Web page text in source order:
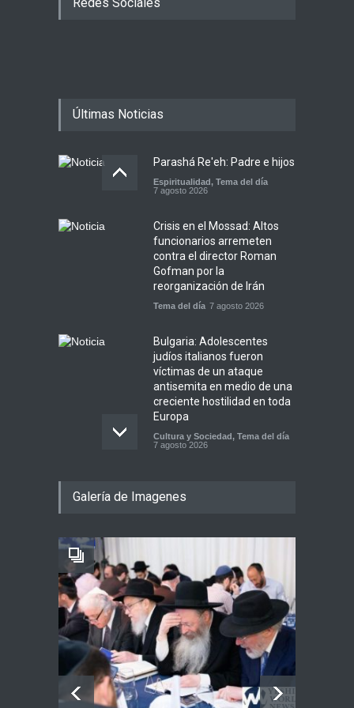
Últimas Noticias
Parashá Re'eh: Padre e hijos
Espiritualidad, Tema del día
7 agosto 2026
Crisis en el Mossad: Altos
funcionarios arremeten
contra el director Roman
Gofman por la
reorganización de Irán
Tema del día 7 agosto 2026
Bulgaria: Adolescentes
judíos italianos fueron
víctimas de un ataque
antisemita en medio de una
creciente hostilidad en toda
Europa
Cultura y Sociedad, Tema del día
7 agosto 2026
Jenin después de que un
Alarma en Israel: Crece el
temor de que el apoyo
bipartidista estadounidense
haya sufrido un daño
permanente
Israel y Medio Oriente
7 agosto 2026
Galería de Imagenes